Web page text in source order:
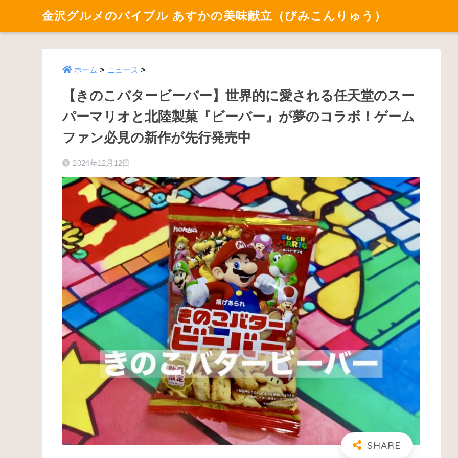
金沢グルメのバイブル あすかの美味献立（びみこんりゅう）
ホーム > ニュース >
【きのこバタービーバー】世界的に愛される任天堂のスー
パーマリオと北陸製菓『ビーバー』が夢のコラボ！ゲーム
ファン必見の新作が先行発売中
2024年12月12日